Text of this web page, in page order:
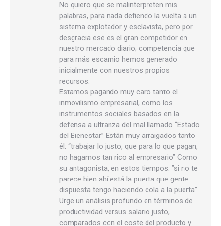
No quiero que se malinterpreten mis
palabras, para nada defiendo la vuelta a un
sistema explotador y esclavista, pero por
desgracia ese es el gran competidor en
nuestro mercado diario; competencia que
para más escarnio hemos generado
inicialmente con nuestros propios
recursos.
Estamos pagando muy caro tanto el
inmovilismo empresarial, como los
instrumentos sociales basados en la
defensa a ultranza del mal llamado “Estado
del Bienestar” Están muy arraigados tanto
él: “trabajar lo justo, que para lo que pagan,
no hagamos tan rico al empresario” Como
su antagonista, en estos tiempos: ”si no te
parece bien ahí está la puerta que gente
dispuesta tengo haciendo cola a la puerta”
Urge un análisis profundo en términos de
productividad versus salario justo,
comparados con el coste del producto y